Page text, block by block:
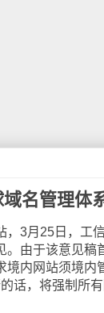
名管理体
3月25日，工信
。由于该意见
内网站须境内
话，将强制所